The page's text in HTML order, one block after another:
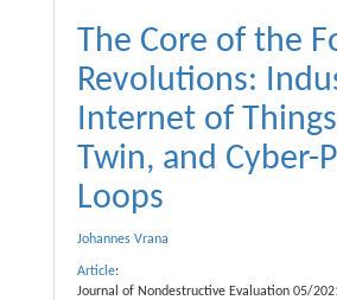
The Core of the
Revolutions:
Internet of
Twin, and Cyber-
Loops
Johannes Vrana
Article:
Journal of Nondestructive Evaluation 05/